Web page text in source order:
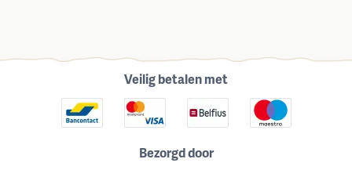
Veilig betalen met
Bezorgd door